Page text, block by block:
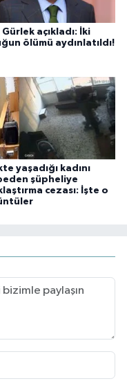
Gürlek açıkladı: İki
ölümü aydınlatıldı!
yaşadığı kadını
şüpheliye
cezası: İşte o